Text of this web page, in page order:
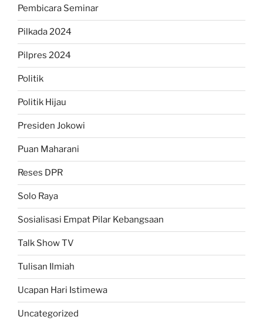
Pembicara Seminar
Pilkada 2024
Pilpres 2024
Politik
Politik Hijau
Presiden Jokowi
Puan Maharani
Reses DPR
Solo Raya
Sosialisasi Empat Pilar Kebangsaan
Talk Show TV
Tulisan Ilmiah
Ucapan Hari Istimewa
Uncategorized